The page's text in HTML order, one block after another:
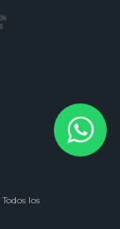
Todos los